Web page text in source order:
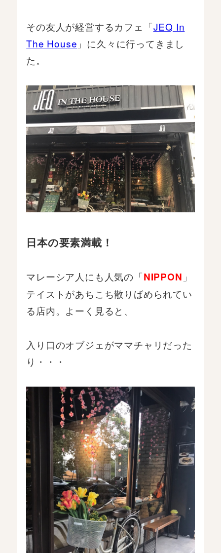
その友人が経営するカフェ「JEQ In
The House 」に久々に行ってきまし
た。
日本の要素満載！
マレーシア人にも人気の「NIPPON 」
テイストがあちこち散りばめられてい
る店内。よーく見ると、
入り口のオブジェがママチャリだった
り・・・